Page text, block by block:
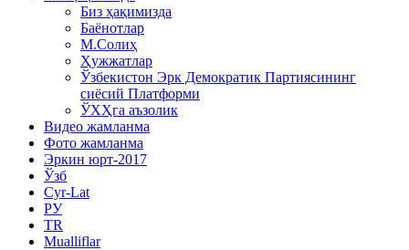
Биз ҳақимизда
Баёнотлар
М.Солиҳ
Ҳужжатлар
Ўзбекистон Эрк Демократик Партиясининг
сиёсий Платформи
ЎХҲга аъзолик
Видео жамланма
Фото жамланма
Эркин юрт-2017
Ўзб
Cyr-Lat
РУ
TR
Mualliflar